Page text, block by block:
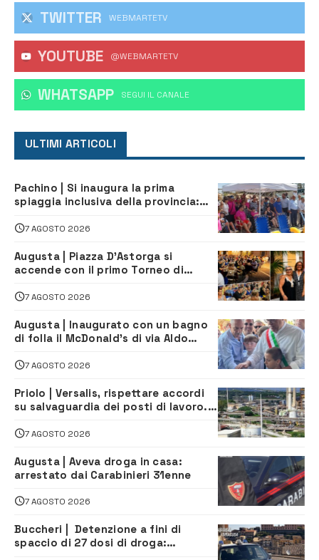
TWITTER WEBMARTETV
YOUTUBE @WEBMARTETV
WHATSAPP ‎SEGUI IL CANALE
ULTIMI ARTICOLI
Pachino | Si inaugura la prima
spiaggia inclusiva della provincia:
tutti
7 AGOSTO 2026
Augusta | Piazza D’Astorga si
accende con il primo Torneo di
7 AGOSTO 2026
Augusta | Inaugurato con un bagno
di folla il McDonald’s di via Aldo
7 AGOSTO 2026
Priolo | Versalis, rispettare accordi
su salvaguardia dei posti di lavoro. Il
7 AGOSTO 2026
Augusta | Aveva droga in casa:
arrestato dai Carabinieri 31enne
7 AGOSTO 2026
Buccheri | Detenzione a fini di
spaccio di 27 dosi di droga: